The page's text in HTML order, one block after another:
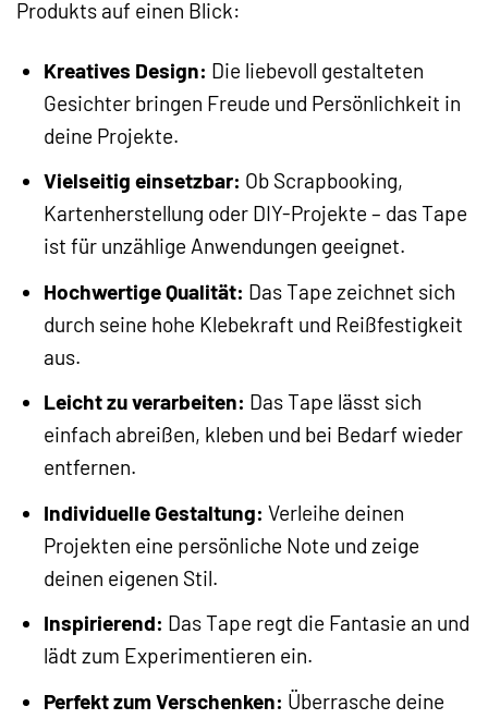
Produkts auf einen Blick:
Kreatives Design: Die liebevoll gestalteten
Gesichter bringen Freude und Persönlichkeit in
deine Projekte.
Vielseitig einsetzbar: Ob Scrapbooking,
Kartenherstellung oder DIY-Projekte – das Tape
ist für unzählige Anwendungen geeignet.
Hochwertige Qualität: Das Tape zeichnet sich
durch seine hohe Klebekraft und Reißfestigkeit
aus.
Leicht zu verarbeiten: Das Tape lässt sich
einfach abreißen, kleben und bei Bedarf wieder
entfernen.
Individuelle Gestaltung: Verleihe deinen
Projekten eine persönliche Note und zeige
deinen eigenen Stil.
Inspirierend: Das Tape regt die Fantasie an und
lädt zum Experimentieren ein.
Perfekt zum Verschenken: Überrasche deine